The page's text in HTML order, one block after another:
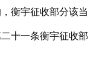
衡宇征收部分该当
十一条衡宇征收部